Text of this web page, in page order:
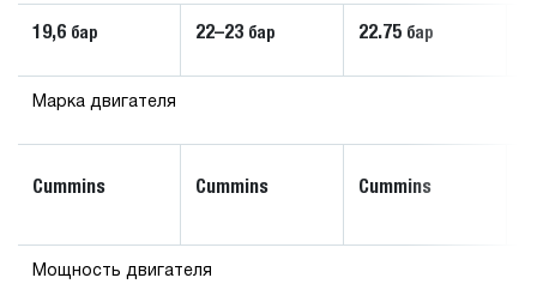
19,6 бар 22–23 бар 22.75 бар
Марка двигателя
Cummins Cummins Cummins
Мощность двигателя